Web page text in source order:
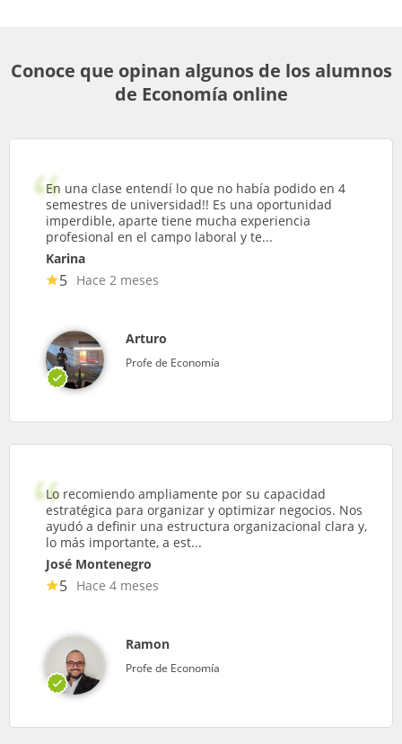
Conoce que opinan algunos de los alumnos
de Economía online
En una clase entendí lo que no había podido en 4
semestres de universidad!! Es una oportunidad
imperdible, aparte tiene mucha experiencia
profesional en el campo laboral y te...
Karina
5 Hace 2 meses
Arturo
Profe de Economía
Lo recomiendo ampliamente por su capacidad
estratégica para organizar y optimizar negocios. Nos
ayudó a definir una estructura organizacional clara y,
lo más importante, a est...
José Montenegro
5 Hace 4 meses
Ramon
Profe de Economía